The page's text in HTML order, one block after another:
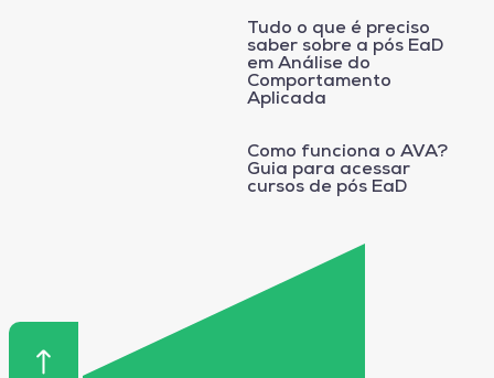
Tudo o que é preciso
saber sobre a pós EaD
em Análise do
Comportamento
Aplicada
Como funciona o AVA?
Guia para acessar
cursos de pós EaD